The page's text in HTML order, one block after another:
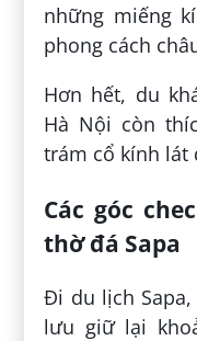
những miếng
phong cách
Hơn hết, du
Hà Nội còn
trám cổ kính lát
Các góc
thờ đá Sapa
Đi du lịch
lưu giữ lại